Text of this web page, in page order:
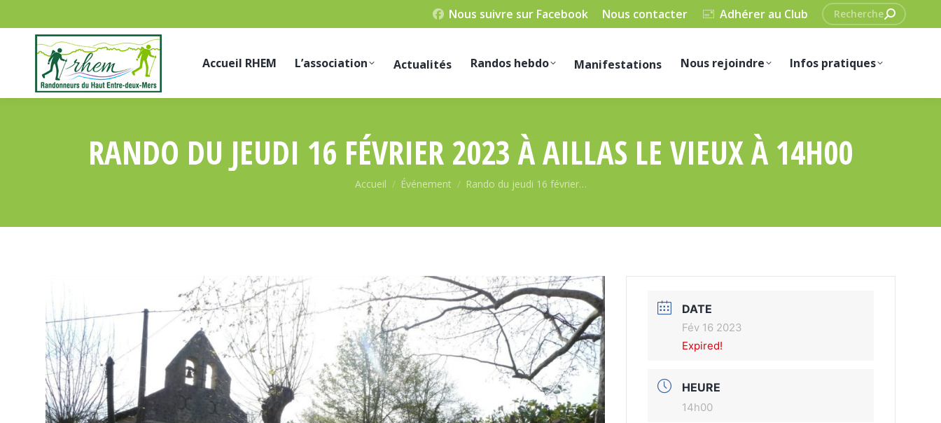
Nous suivre sur Facebook Nous contacter Adhérer au Club
Recherche
:
Accueil RHEM L’association Actualités Randos hebdo Manifestations Nous rejoindre Infos pratiques
RANDO DU JEUDI 16 FÉVRIER 2023 À AILLAS LE VIEUX À 14H00
Vous êtes ici :
Accueil Événement Rando du jeudi 16 février…
DATE
Fév 16 2023
Expired!
HEURE
14h00